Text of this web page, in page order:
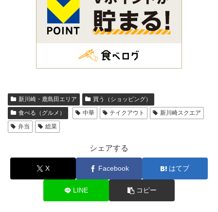
新川崎・鹿島田エリア
買う（ショッピング）
食べる（グルメ）
中華 テイクアウト
新川崎スクエア
弁当
総菜
シェアする
X Facebook はてブ
LINE コピー